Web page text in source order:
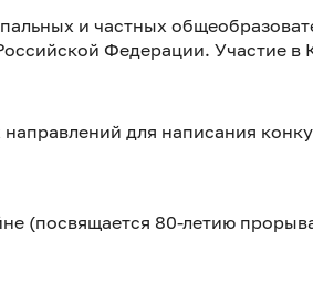
и частных
Федерации. Участие в
для написания
(посвящается 80-летию